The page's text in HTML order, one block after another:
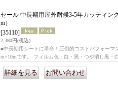
セール 中長期用屋外耐候3-5年カッティン
m）
[35110]
2,380円(税込)
■中長期用シートに革命！圧倒的コストパフォーマ
m×10mです。 フィルム色：白・黒・つや消し黒・